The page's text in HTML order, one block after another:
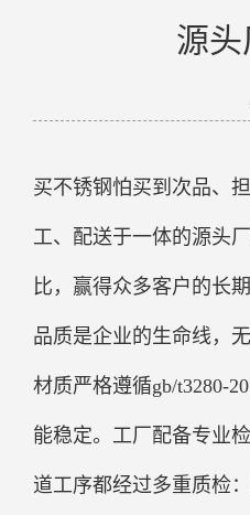
源
买不锈钢怕买到次品、
工、配送于一体的源头
比，赢得众多客户的长期
品质是企业的生命线，
材质严格遵循gb/t3280-
能稳定。工厂配备专业
道工序都经过多重质检